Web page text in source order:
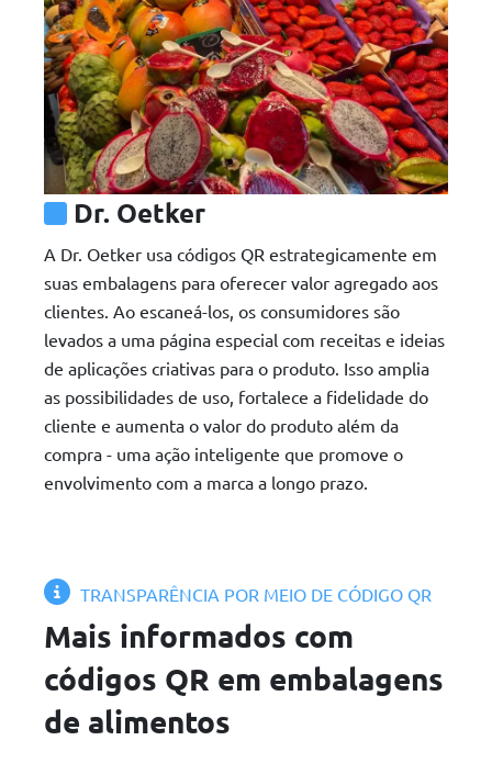
Dr. Oetker
A Dr. Oetker usa códigos QR estrategicamente em
suas embalagens para oferecer valor agregado aos
clientes. Ao escaneá-los, os consumidores são
levados a uma página especial com receitas e ideias
de aplicações criativas para o produto. Isso amplia
as possibilidades de uso, fortalece a fidelidade do
cliente e aumenta o valor do produto além da
compra - uma ação inteligente que promove o
envolvimento com a marca a longo prazo.
TRANSPARÊNCIA POR MEIO DE CÓDIGO QR
Mais informados com
códigos QR em embalagens
de alimentos